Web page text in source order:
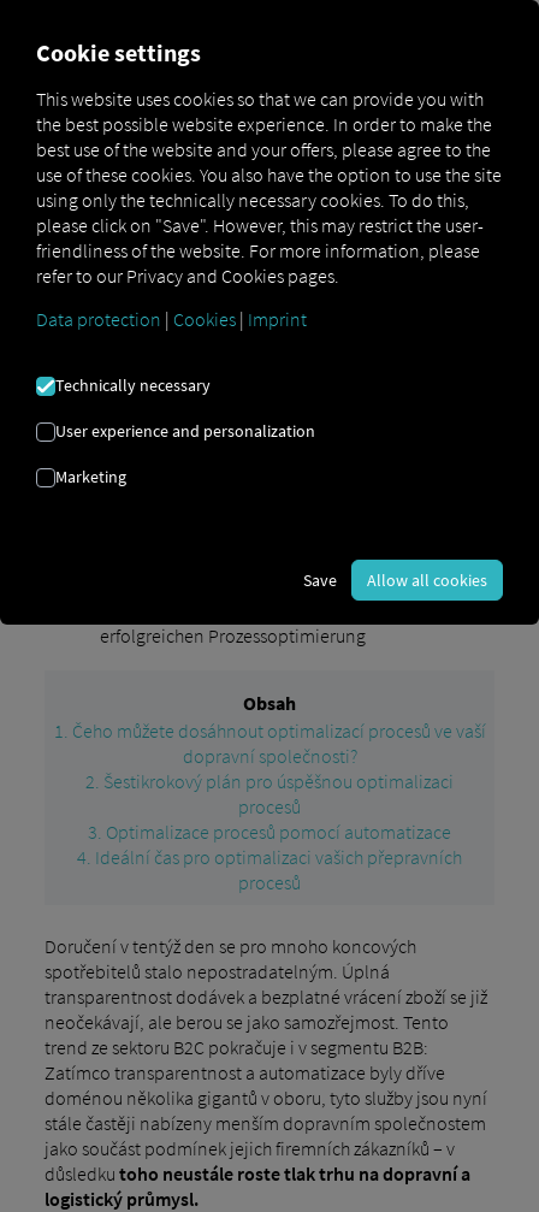
DOPRAVA |
OPTIMALIZACE
PROCESŮ |
AUTOMATIZACE
Šestikrokový plán pro úspěšnou
optimalizaci procesů
Prozessoptimierung in Ihrem
erfolgreichen Prozessoptimierung
Obsah
1. Čeho můžete dosáhnout optimalizací procesů ve vaší
dopravní společnosti?
2. Šestikrokový plán pro úspěšnou optimalizaci
procesů
3. Optimalizace procesů pomocí automatizace
4. Ideální čas pro optimalizaci vašich přepravních
procesů
Doručení v tentýž den se pro mnoho koncových
spotřebitelů stalo nepostradatelným. Úplná
transparentnost dodávek a bezplatné vrácení zboží se již
neočekávají, ale berou se jako samozřejmost. Tento
trend ze sektoru B2C pokračuje i v segmentu B2B:
Zatímco transparentnost a automatizace byly dříve
doménou několika gigantů v oboru, tyto služby jsou nyní
stále častěji nabízeny menším dopravním společnostem
jako součást podmínek jejich firemních zákazníků – v
důsledku toho neustále roste tlak trhu na dopravní a
logistický průmysl.
Cookie settings
This website uses cookies so that we can provide you with
the best possible website experience. In order to make the
best use of the website and your offers, please agree to the
use of these cookies. You also have the option to use the site
using only the technically necessary cookies. To do this,
please click on "Save". However, this may restrict the user-
friendliness of the website. For more information, please
refer to our Privacy and Cookies pages.
Data protection | Cookies | Imprint
Technically necessary
User experience and personalization
Marketing
Save Allow all cookies